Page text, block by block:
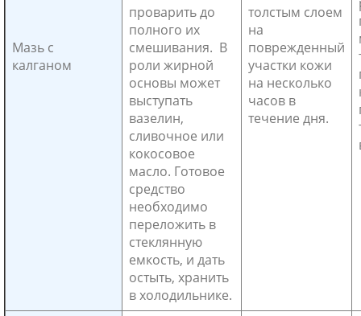
Мазь с
калганом
проварить до
полного их
смешивания. В
роли жирной
основы может
выступать
вазелин,
сливочное или
кокосовое
масло. Готовое
средство
необходимо
переложить в
стеклянную
емкость, и дать
остыть, хранить
в холодильнике.
толстым слоем
на
поврежденный
участки кожи
на несколько
часов в
течение дня.